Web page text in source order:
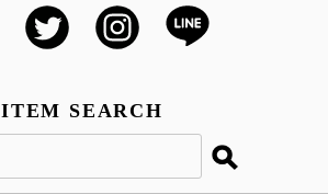
ITEM SEARCH